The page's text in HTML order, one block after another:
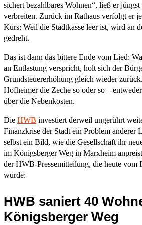
sichert bezahlbares Wohnen“, ließ er
verbreiten. Zurück im Rathaus verfolgt er
Kurs: Weil die Stadtkasse leer ist, wird an
gedreht.
Das ist dann das bittere Ende vom Lied:
an Entlastung verspricht, holt sich der
Grundsteuererhöhung gleich wieder
Hofheimer die Zeche so oder so –
über die Nebenkosten.
Die HWB investiert derweil ungerührt
Finanzkrise der Stadt ein Problem anderer
selbst ein Bild, wie die Gesellschaft ihr
im Königsberger Weg in Marxheim
der HWB-Pressemitteilung, die heute vom
wurde:
HWB saniert 40
Königsberger Weg